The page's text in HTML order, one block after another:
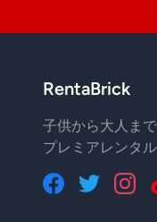
RentaBrick
子供から大人ま
プレミアレンタ